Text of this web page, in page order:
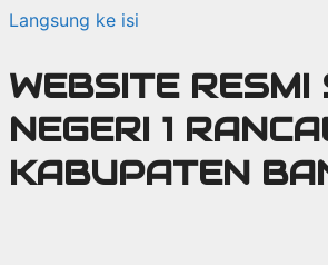
Langsung ke isi
WEBSITE RESMI
NEGERI 1
KABUPATEN